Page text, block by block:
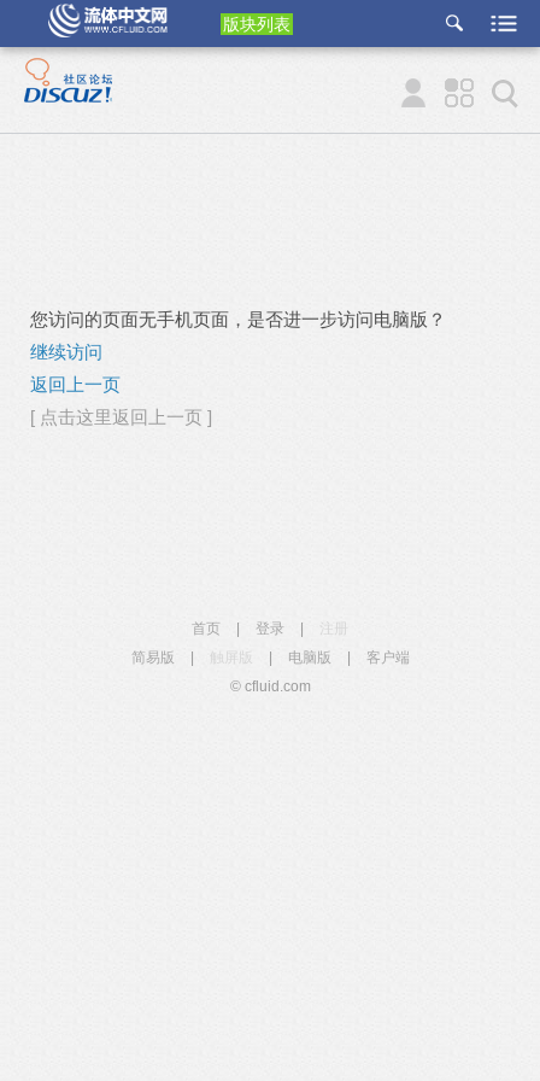
版块列表
etu
p
您访问的页面无手机页面，是否进一步访问电脑版？
继续访问
返回上一页
[ 点击这里返回上一页 ]
首页 登录
简易版
触屏版 电脑版
客户端
© cfluid.com